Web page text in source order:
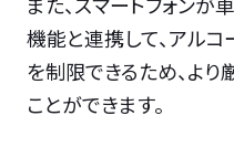
機能と連携して、アル
を制限できるため、よ
ことができます。